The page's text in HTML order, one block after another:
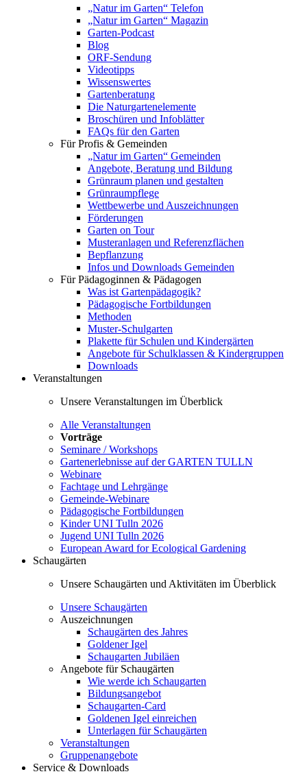
„Natur im Garten“ Telefon
„Natur im Garten“ Magazin
Garten-Podcast
Blog
ORF-Sendung
Videotipps
Wissenswertes
Gartenberatung
Die Naturgartenelemente
Broschüren und Infoblätter
FAQs für den Garten
Für Profis & Gemeinden
„Natur im Garten“ Gemeinden
Angebote, Beratung und Bildung
Grünraum planen und gestalten
Grünraumpflege
Wettbewerbe und Auszeichnungen
Förderungen
Garten on Tour
Musteranlagen und Referenzflächen
Bepflanzung
Infos und Downloads Gemeinden
Für Pädagoginnen & Pädagogen
Was ist Gartenpädagogik?
Pädagogische Fortbildungen
Methoden
Muster-Schulgarten
Plakette für Schulen und Kindergärten
Angebote für Schulklassen & Kindergruppen
Downloads
Veranstaltungen
Unsere Veranstaltungen im Überblick
Alle Veranstaltungen
Vorträge
Seminare / Workshops
Gartenerlebnisse auf der GARTEN TULLN
Webinare
Fachtage und Lehrgänge
Gemeinde-Webinare
Pädagogische Fortbildungen
Kinder UNI Tulln 2026
Jugend UNI Tulln 2026
European Award for Ecological Gardening
Schaugärten
Unsere Schaugärten und Aktivitäten im Überblick
Unsere Schaugärten
Auszeichnungen
Schaugärten des Jahres
Goldener Igel
Schaugarten Jubiläen
Angebote für Schaugärten
Wie werde ich Schaugarten
Bildungsangebot
Schaugarten-Card
Goldenen Igel einreichen
Unterlagen für Schaugärten
Veranstaltungen
Gruppenangebote
Service & Downloads